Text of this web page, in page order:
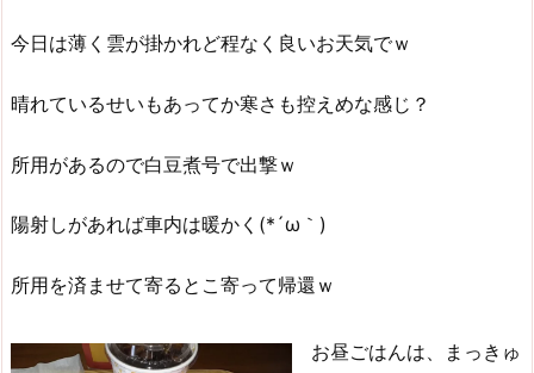
今日は薄く雲が掛かれど程なく良いお天気でｗ
晴れているせいもあってか寒さも控えめな感じ？
所用があるので白豆煮号で出撃ｗ
陽射しがあれば車内は暖かく(*´ω｀)
所用を済ませて寄るとこ寄って帰還ｗ
お昼ごはんは、まっきゅ